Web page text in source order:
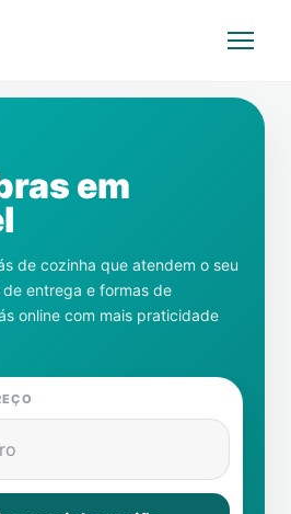
em
de cozinha que atendem o seu
entrega e formas de
online com mais praticidade